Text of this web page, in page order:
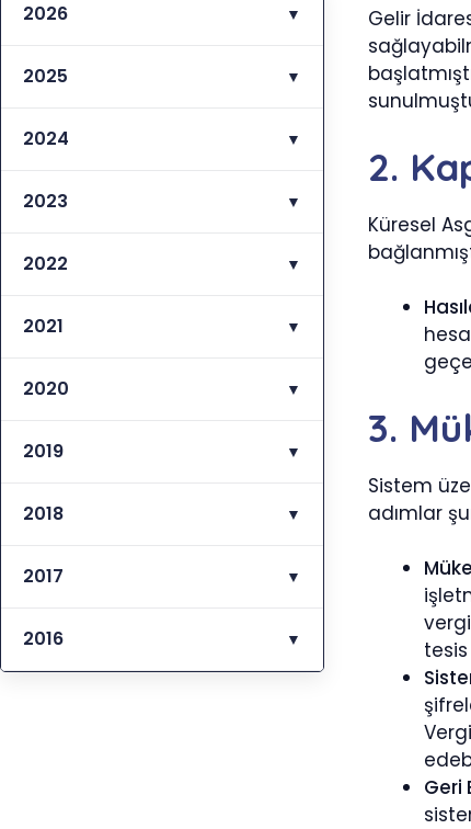
Gelir
2.
Küresel
3.
Sistem
adımlar
Geri
2026 ▼
2025 ▼
2024 ▼
2023 ▼
2022 ▼
2021 ▼
2020 ▼
2019 ▼
2018 ▼
2017 ▼
2016 ▼